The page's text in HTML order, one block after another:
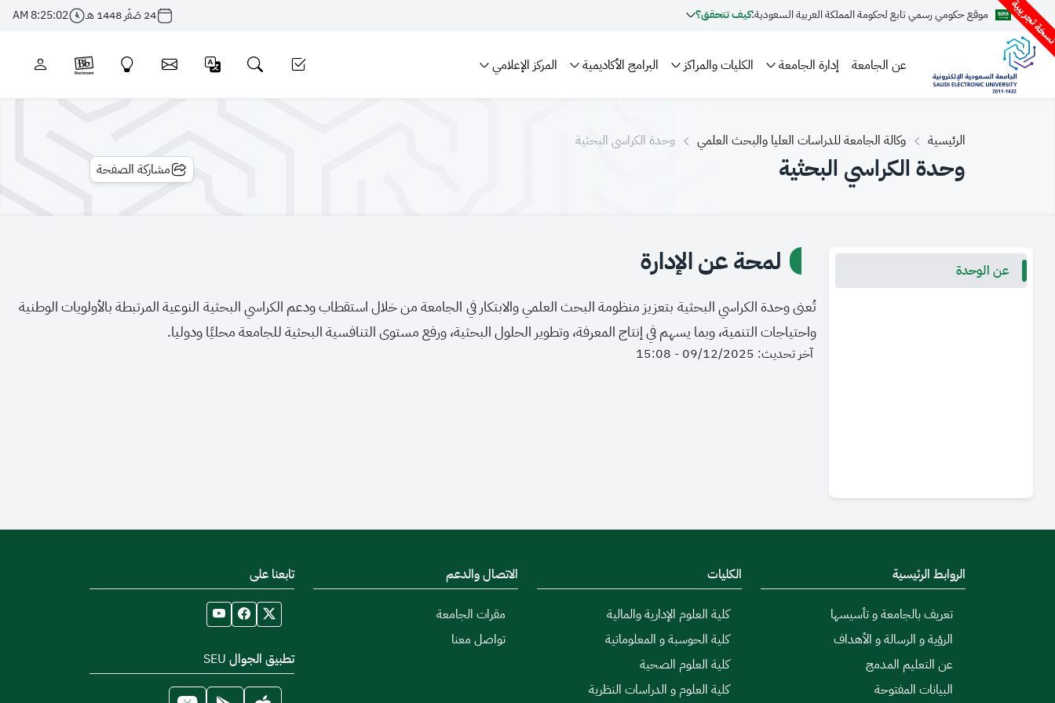
تجريبية موقع حكومي رسمي تابع لحكومة المملكة العربية السعودية:كيف تتحقق؟ 24 صَفَر 1448 هـ 8:25:03 AM
عن الجامعة إدارة الجامعة الكليات والمراكز البرامج الأكاديمية المركز الإعلامي
الرئيسية وكالة الجامعة للدراسات العليا والبحث العلمي وحدة الكراسي البحثية
وحدة الكراسي البحثية مشاركة الصفحة
عن الوحدة لمحة عن الإدارة
تُعنى وحدة الكراسي البحثية بتعزيز منظومة البحث العلمي والابتكار في الجامعة من خلال استقطاب ودعم الكراسي البحثية النوعية المرتبطة بالأولويات الوطنية
واحتياجات التنمية، وبما يسهم في إنتاج المعرفة، وتطوير الحلول البحثية، ورفع مستوى التنافسية البحثية للجامعة محليًا ودوليا.
آخر تحديث: 09/12/2025 - 15:08
الروابط الرئيسية
تعريف بالجامعة و تأسيسها
الرؤية و الرسالة و الأهداف
عن التعليم المدمج
البيانات المفتوحة
الكليات
كلية العلوم الإدارية والمالية
كلية الحوسبة و المعلوماتية
كلية العلوم الصحية
كلية العلوم و الدراسات النظرية
الاتصال والدعم
مقرات الجامعة
تواصل معنا
تابعنا على
تطبيق الجوال SEU